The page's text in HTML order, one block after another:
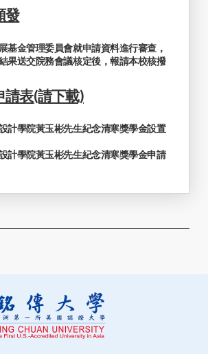
發
基金管理委員會就申請資料進行審查，
果送交院務會議核定後，報請本校核撥
請表(請下載)
計學院黃玉彬先生紀念清寒獎學金設置
計學院黃玉彬先生紀念清寒獎學金申請